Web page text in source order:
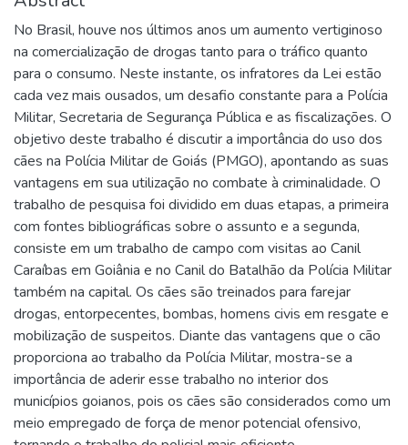
No Brasil, houve nos últimos anos um aumento vertiginoso
na comercialização de drogas tanto para o tráfico quanto
para o consumo. Neste instante, os infratores da Lei estão
cada vez mais ousados, um desafio constante para a Polícia
Militar, Secretaria de Segurança Pública e as fiscalizações. O
objetivo deste trabalho é discutir a importância do uso dos
cães na Polícia Militar de Goiás (PMGO), apontando as suas
vantagens em sua utilização no combate à criminalidade. O
trabalho de pesquisa foi dividido em duas etapas, a primeira
com fontes bibliográficas sobre o assunto e a segunda,
consiste em um trabalho de campo com visitas ao Canil
Caraíbas em Goiânia e no Canil do Batalhão da Polícia Militar
também na capital. Os cães são treinados para farejar
drogas, entorpecentes, bombas, homens civis em resgate e
mobilização de suspeitos. Diante das vantagens que o cão
proporciona ao trabalho da Polícia Militar, mostra-se a
importância de aderir esse trabalho no interior dos
municípios goianos, pois os cães são considerados como um
meio empregado de força de menor potencial ofensivo,